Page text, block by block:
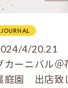
JOURNAL
4/20.21
カーニバル＠
庭園 出店致